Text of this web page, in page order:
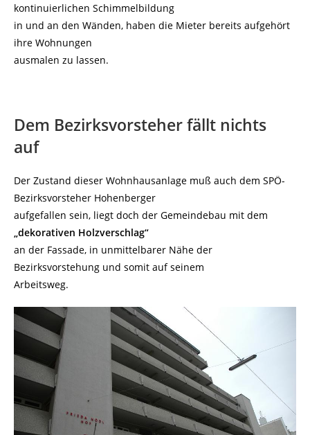
kontinuierlichen Schimmelbildung
in und an den Wänden, haben die Mieter bereits aufgehört
ihre Wohnungen
ausmalen zu lassen.
Dem Bezirksvorsteher fällt nichts
auf
Der Zustand dieser Wohnhausanlage muß auch dem SPÖ-
Bezirksvorsteher Hohenberger
aufgefallen sein, liegt doch der Gemeindebau mit dem
„dekorativen Holzverschlag“
an der Fassade, in unmittelbarer Nähe der
Bezirksvorstehung und somit auf seinem
Arbeitsweg.